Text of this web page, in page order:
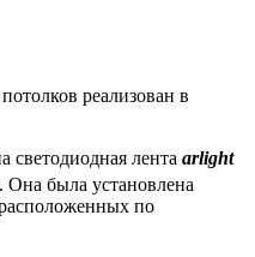
реализован в
светодиодная лента arlight
Она была установлена
по